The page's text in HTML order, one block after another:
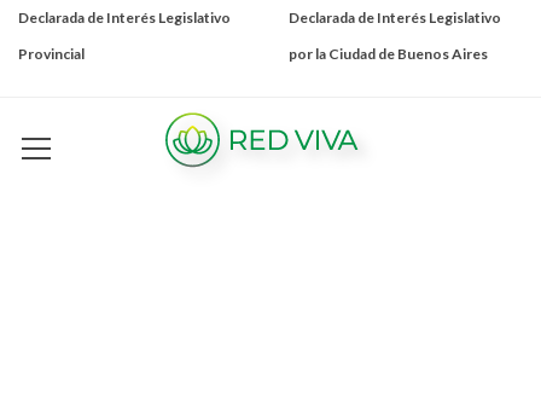
Declarada de Interés Legislativo
Provincial
Declarada de Interés Legislativo
por la Ciudad de Buenos Aires